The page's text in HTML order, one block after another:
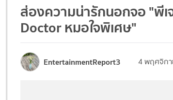
ส่องความน่ารักนอกจอ "พี
Doctor หมอใจพิเศษ"
EntertainmentReport3 4 พฤศจิก